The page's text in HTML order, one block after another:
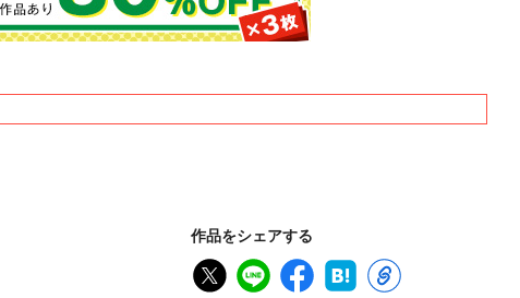
作品をシェアする